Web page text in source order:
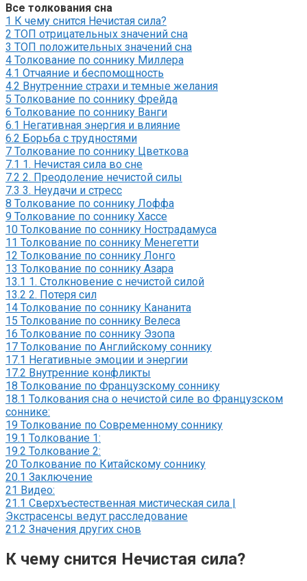
Все толкования сна
1 К чему снится Нечистая сила?
2 ТОП отрицательных значений сна
3 ТОП положительных значений сна
4 Толкование по соннику Миллера
4.1 Отчаяние и беспомощность
4.2 Внутренние страхи и темные желания
5 Толкование по соннику Фрейда
6 Толкование по соннику Ванги
6.1 Негативная энергия и влияние
6.2 Борьба с трудностями
7 Толкование по соннику Цветкова
7.1 1. Нечистая сила во сне
7.2 2. Преодоление нечистой силы
7.3 3. Неудачи и стресс
8 Толкование по соннику Лоффа
9 Толкование по соннику Хассе
10 Толкование по соннику Нострадамуса
11 Толкование по соннику Менегетти
12 Толкование по соннику Лонго
13 Толкование по соннику Азара
13.1 1. Столкновение с нечистой силой
13.2 2. Потеря сил
14 Толкование по соннику Кананита
15 Толкование по соннику Велеса
16 Толкование по соннику Эзопа
17 Толкование по Английскому соннику
17.1 Негативные эмоции и энергии
17.2 Внутренние конфликты
18 Толкование по Французскому соннику
18.1 Толкования сна о нечистой силе во Французском
соннике:
19 Толкование по Современному соннику
19.1 Толкование 1:
19.2 Толкование 2:
20 Толкование по Китайскому соннику
20.1 Заключение
21 Видео:
21.1 Сверхъестественная мистическая сила |
Экстрасенсы ведут расследование
21.2 Значения других снов
К чему снится Нечистая сила?